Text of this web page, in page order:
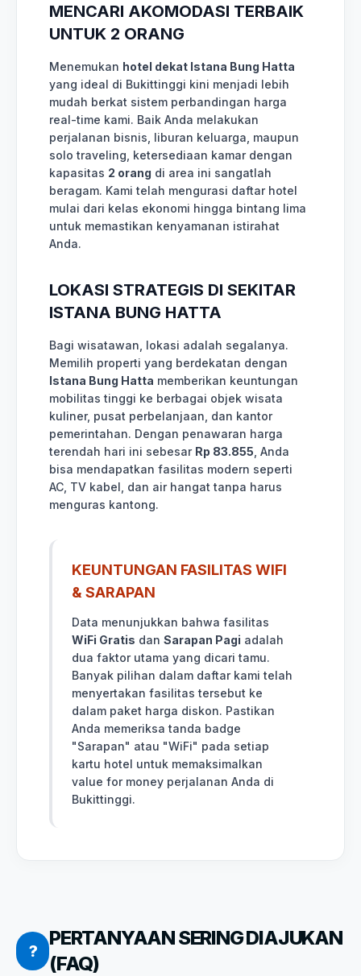
MENCARI AKOMODASI TERBAIK
UNTUK 2 ORANG
Menemukan hotel dekat Istana Bung Hatta
yang ideal di Bukittinggi kini menjadi lebih
mudah berkat sistem perbandingan harga
real-time kami. Baik Anda melakukan
perjalanan bisnis, liburan keluarga, maupun
solo traveling, ketersediaan kamar dengan
kapasitas 2 orang di area ini sangatlah
beragam. Kami telah mengurasi daftar hotel
mulai dari kelas ekonomi hingga bintang lima
untuk memastikan kenyamanan istirahat
Anda.
LOKASI STRATEGIS DI SEKITAR
ISTANA BUNG HATTA
Bagi wisatawan, lokasi adalah segalanya.
Memilih properti yang berdekatan dengan
Istana Bung Hatta memberikan keuntungan
mobilitas tinggi ke berbagai objek wisata
kuliner, pusat perbelanjaan, dan kantor
pemerintahan. Dengan penawaran harga
terendah hari ini sebesar Rp 83.855 , Anda
bisa mendapatkan fasilitas modern seperti
AC, TV kabel, dan air hangat tanpa harus
menguras kantong.
KEUNTUNGAN FASILITAS WIFI
& SARAPAN
Data menunjukkan bahwa fasilitas
WiFi Gratis dan Sarapan Pagi adalah
dua faktor utama yang dicari tamu.
Banyak pilihan dalam daftar kami telah
menyertakan fasilitas tersebut ke
dalam paket harga diskon. Pastikan
Anda memeriksa tanda badge
"Sarapan" atau "WiFi" pada setiap
kartu hotel untuk memaksimalkan
value for money perjalanan Anda di
Bukittinggi.
?
PERTANYAAN SERING DIAJUKAN
(FAQ)